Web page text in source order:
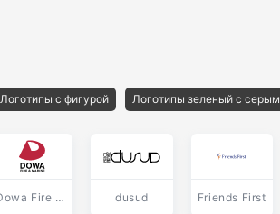
Логотипы с фигурой Логотипы зеленый с серым
Dowa Fire & Marine dusud Friends First